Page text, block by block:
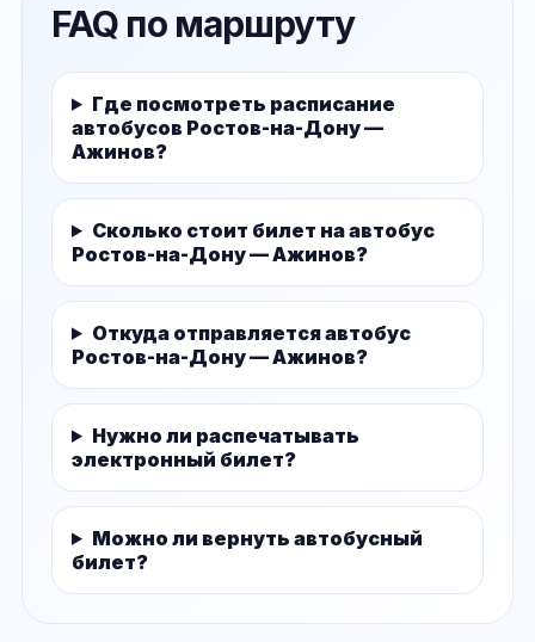
FAQ по маршруту
Где посмотреть расписание
автобусов Ростов-на-Дону —
Ажинов?
Сколько стоит билет на автобус
Ростов-на-Дону — Ажинов?
Откуда отправляется автобус
Ростов-на-Дону — Ажинов?
Нужно ли распечатывать
электронный билет?
Можно ли вернуть автобусный
билет?